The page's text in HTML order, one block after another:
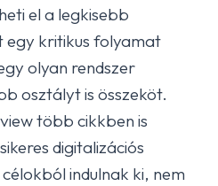
el a legkisebb
egy kritikus folyamat
olyan rendszer
osztályt is összeköt.
több cikkben is
digitalizációs
indulnak ki, nem